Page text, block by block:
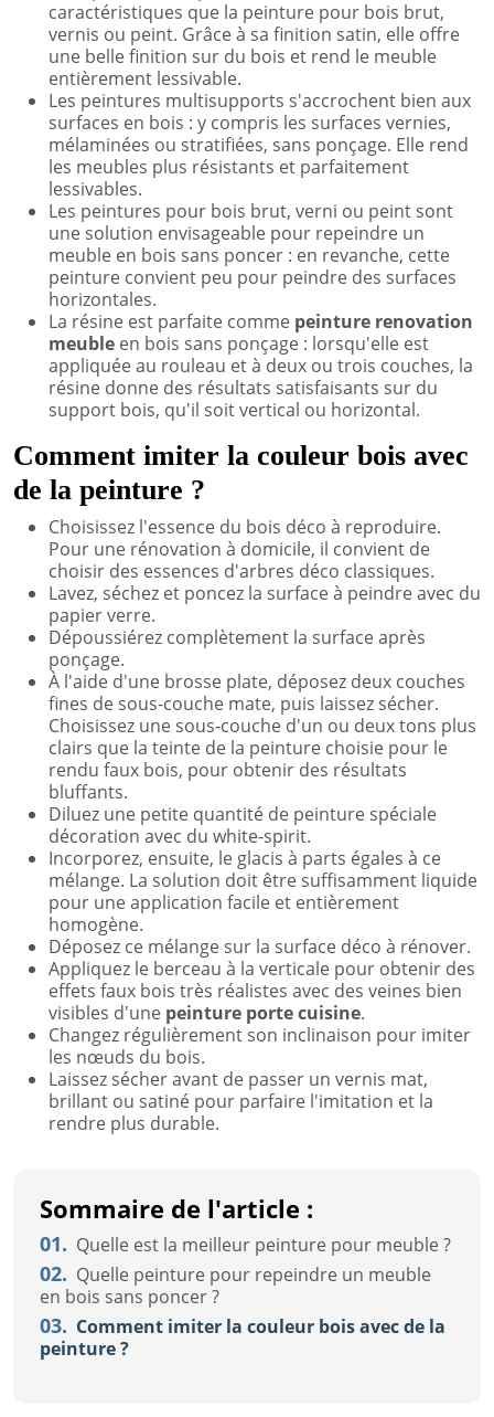
caractéristiques que la peinture pour bois brut,
vernis ou peint. Grâce à sa finition satin, elle offre
une belle finition sur du bois et rend le meuble
entièrement lessivable.
Les peintures multisupports s'accrochent bien aux
surfaces en bois : y compris les surfaces vernies,
mélaminées ou stratifiées, sans ponçage. Elle rend
les meubles plus résistants et parfaitement
lessivables.
Les peintures pour bois brut, verni ou peint sont
une solution envisageable pour repeindre un
meuble en bois sans poncer : en revanche, cette
peinture convient peu pour peindre des surfaces
horizontales.
La résine est parfaite comme peinture renovation
meuble en bois sans ponçage : lorsqu'elle est
appliquée au rouleau et à deux ou trois couches, la
résine donne des résultats satisfaisants sur du
support bois, qu'il soit vertical ou horizontal.
Comment imiter la couleur bois avec
de la peinture ?
Choisissez l'essence du bois déco à reproduire.
Pour une rénovation à domicile, il convient de
choisir des essences d'arbres déco classiques.
Lavez, séchez et poncez la surface à peindre avec du
papier verre.
Dépoussiérez complètement la surface après
ponçage.
À l'aide d'une brosse plate, déposez deux couches
fines de sous-couche mate, puis laissez sécher.
Choisissez une sous-couche d'un ou deux tons plus
clairs que la teinte de la peinture choisie pour le
rendu faux bois, pour obtenir des résultats
bluffants.
Diluez une petite quantité de peinture spéciale
décoration avec du white-spirit.
Incorporez, ensuite, le glacis à parts égales à ce
mélange. La solution doit être suffisamment liquide
pour une application facile et entièrement
homogène.
Déposez ce mélange sur la surface déco à rénover.
Appliquez le berceau à la verticale pour obtenir des
effets faux bois très réalistes avec des veines bien
visibles d'une peinture porte cuisine.
Changez régulièrement son inclinaison pour imiter
les nœuds du bois.
Laissez sécher avant de passer un vernis mat,
brillant ou satiné pour parfaire l'imitation et la
rendre plus durable.
Sommaire de l'article :
01. Quelle est la meilleur peinture pour meuble ?
02. Quelle peinture pour repeindre un meuble
en bois sans poncer ?
03. Comment imiter la couleur bois avec de la
peinture ?